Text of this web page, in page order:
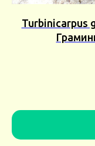
Turbinicarpus